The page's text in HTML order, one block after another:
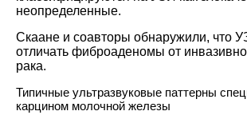
неопределенные.
Скаане и соавторы обнаружили, что
отличать фиброаденомы от
рака.
Типичные ультразвуковые паттерны
карцином молочной железы